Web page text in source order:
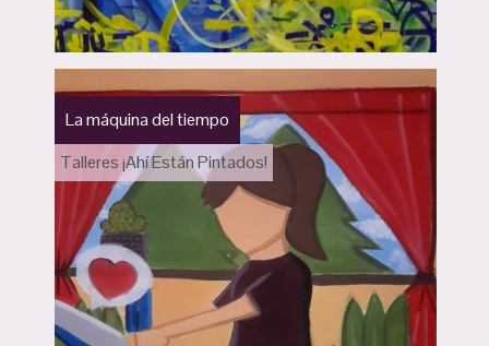
La máquina del tiempo
Talleres ¡Ahí Están Pintados!